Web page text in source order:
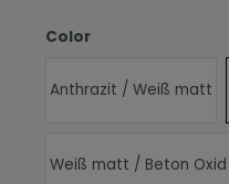
Colorauswählen
Anthrazit / Weiß matt
Weiß matt / Beton Oxid